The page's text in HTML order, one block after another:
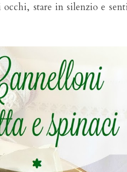
stare in silenzio e